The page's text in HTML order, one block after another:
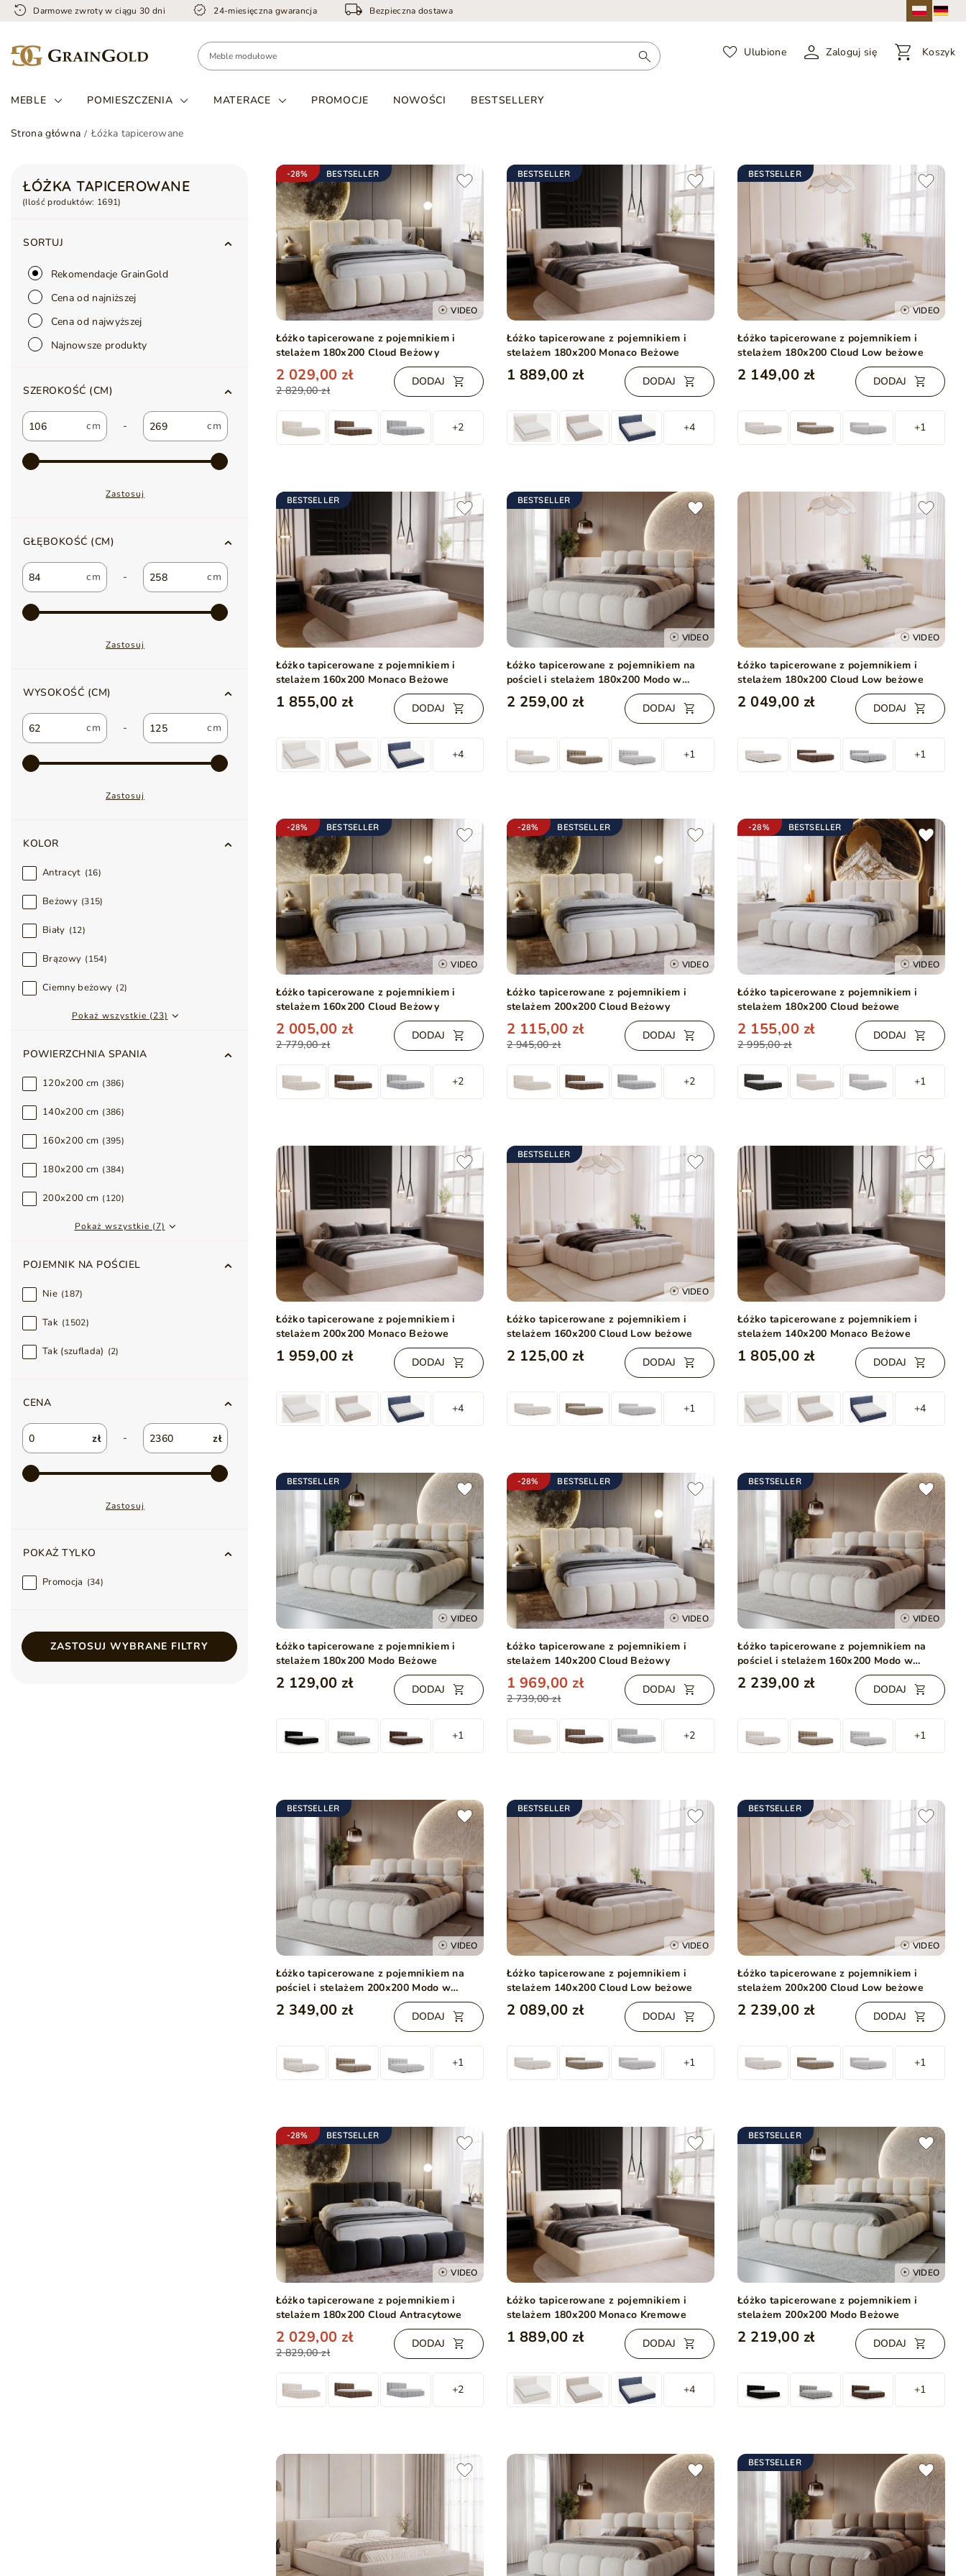
Darmowe zwroty w ciągu 30 dni 24-miesięczna gwarancja Bezpieczna dostawa
Ulubione Zaloguj się Koszyk
MEBLE POMIESZCZENIA MATERACE PROMOCJE NOWOŚCI BESTSELLERY
Strona główna Łóżka tapicerowane
ŁÓŻKA TAPICEROWANE
(Ilość produktów: 1691)
SORTUJ
Rekomendacje GrainGold
Cena od najniższej
Cena od najwyższej
Najnowsze produkty
SZEROKOŚĆ (CM)
-
Zastosuj
GŁĘBOKOŚĆ (CM)
-
Zastosuj
WYSOKOŚĆ (CM)
-
Zastosuj
KOLOR
Antracyt 16
Beżowy 315
Biały 12
Brązowy 154
Ciemny beżowy 2
Pokaż wszystkie (23)
POWIERZCHNIA SPANIA
120x200 cm 386
140x200 cm 386
160x200 cm 395
180x200 cm 384
200x200 cm 120
Pokaż wszystkie (7)
POJEMNIK NA POŚCIEL
Nie 187
Tak 1502
Tak (szuflada) 2
CENA
zł - zł
Zastosuj
POKAŻ TYLKO
Promocja 34
ZASTOSUJ WYBRANE FILTRY
-28% BESTSELLER
VIDEO
Łóżko tapicerowane z pojemnikiem i
stelażem 180x200 Cloud Beżowy
2 829,00 zł
2 029,00 zł DODAJ
+2
BESTSELLER
Łóżko tapicerowane z pojemnikiem i
stelażem 180x200 Monaco Beżowe
1 889,00 zł DODAJ
+4
BESTSELLER
VIDEO
Łóżko tapicerowane z pojemnikiem i
stelażem 180x200 Cloud Low beżowe
2 149,00 zł DODAJ
+1
BESTSELLER
Łóżko tapicerowane z pojemnikiem i
stelażem 160x200 Monaco Beżowe
1 855,00 zł DODAJ
+4
BESTSELLER
VIDEO
Łóżko tapicerowane z pojemnikiem na
pościel i stelażem 180x200 Modo w
tkaninie bouclé Beżowe
2 259,00 zł DODAJ
+1
VIDEO
Łóżko tapicerowane z pojemnikiem i
stelażem 180x200 Cloud Low beżowe
2 049,00 zł DODAJ
+1
-28% BESTSELLER
VIDEO
Łóżko tapicerowane z pojemnikiem i
stelażem 160x200 Cloud Beżowy
2 779,00 zł
2 005,00 zł DODAJ
+2
-28% BESTSELLER
VIDEO
Łóżko tapicerowane z pojemnikiem i
stelażem 200x200 Cloud Beżowy
2 945,00 zł
2 115,00 zł DODAJ
+2
-28% BESTSELLER
VIDEO
Łóżko tapicerowane z pojemnikiem i
stelażem 180x200 Cloud beżowe
2 995,00 zł
2 155,00 zł DODAJ
+1
Łóżko tapicerowane z pojemnikiem i
stelażem 200x200 Monaco Beżowe
1 959,00 zł DODAJ
+4
BESTSELLER
VIDEO
Łóżko tapicerowane z pojemnikiem i
stelażem 160x200 Cloud Low beżowe
2 125,00 zł DODAJ
+1
Łóżko tapicerowane z pojemnikiem i
stelażem 140x200 Monaco Beżowe
1 805,00 zł DODAJ
+4
BESTSELLER
VIDEO
Łóżko tapicerowane z pojemnikiem i
stelażem 180x200 Modo Beżowe
2 129,00 zł DODAJ
+1
-28% BESTSELLER
VIDEO
Łóżko tapicerowane z pojemnikiem i
stelażem 140x200 Cloud Beżowy
2 739,00 zł
1 969,00 zł DODAJ
+2
BESTSELLER
VIDEO
Łóżko tapicerowane z pojemnikiem na
pościel i stelażem 160x200 Modo w
tkaninie bouclé Beżowe
2 239,00 zł DODAJ
+1
BESTSELLER
VIDEO
Łóżko tapicerowane z pojemnikiem na
pościel i stelażem 200x200 Modo w
tkaninie bouclé Beżowe
2 349,00 zł DODAJ
+1
BESTSELLER
VIDEO
Łóżko tapicerowane z pojemnikiem i
stelażem 140x200 Cloud Low beżowe
2 089,00 zł DODAJ
+1
BESTSELLER
VIDEO
Łóżko tapicerowane z pojemnikiem i
stelażem 200x200 Cloud Low beżowe
2 239,00 zł DODAJ
+1
-28% BESTSELLER
VIDEO
Łóżko tapicerowane z pojemnikiem i
stelażem 180x200 Cloud Antracytowe
2 829,00 zł
2 029,00 zł DODAJ
+2
Łóżko tapicerowane z pojemnikiem i
stelażem 180x200 Monaco Kremowe
1 889,00 zł DODAJ
+4
BESTSELLER
VIDEO
Łóżko tapicerowane z pojemnikiem i
stelażem 200x200 Modo Beżowe
2 219,00 zł DODAJ
+1
BESTSELLER